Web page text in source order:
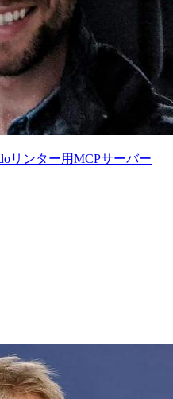
リンター用MCPサーバー